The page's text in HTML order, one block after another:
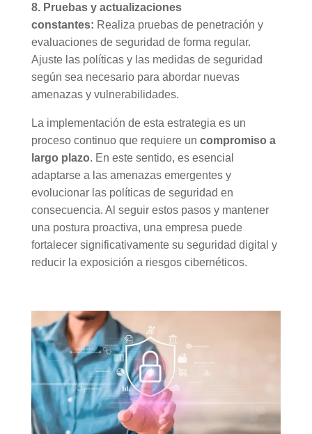
8. Pruebas y actualizaciones
constantes: Realiza pruebas de penetración y
evaluaciones de seguridad de forma regular.
Ajuste las políticas y las medidas de seguridad
según sea necesario para abordar nuevas
amenazas y vulnerabilidades.
La implementación de esta estrategia es un
proceso continuo que requiere un compromiso a
largo plazo. En este sentido, es esencial
adaptarse a las amenazas emergentes y
evolucionar las políticas de seguridad en
consecuencia. Al seguir estos pasos y mantener
una postura proactiva, una empresa puede
fortalecer significativamente su seguridad digital y
reducir la exposición a riesgos cibernéticos.